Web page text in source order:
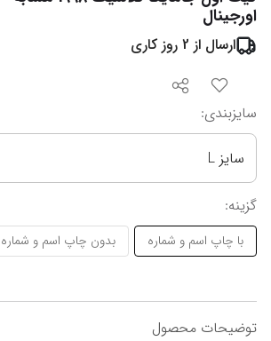
اورجینال
ارسال از 2 روز کاری
سایزبندی:
سایز L
گزینه:
با چاپ اسم و شماره بدون چاپ اسم و شماره
توضیحات محصول